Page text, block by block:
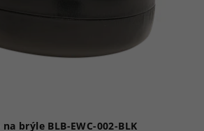
brýle BLB-EWC-002-BLK